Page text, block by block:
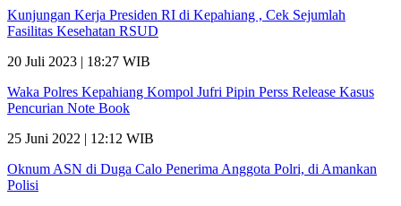
Kunjungan Kerja Presiden RI di Kepahiang , Cek Sejumlah
Fasilitas Kesehatan RSUD
20 Juli 2023 | 18:27 WIB
Waka Polres Kepahiang Kompol Jufri Pipin Perss Release Kasus
Pencurian Note Book
25 Juni 2022 | 12:12 WIB
Oknum ASN di Duga Calo Penerima Anggota Polri, di Amankan
Polisi